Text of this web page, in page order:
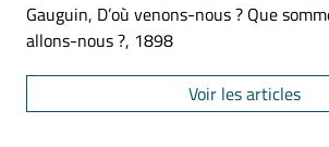
Gauguin, D’où venons-nous ? Que
allons-nous ?, 1898
Voir les articles